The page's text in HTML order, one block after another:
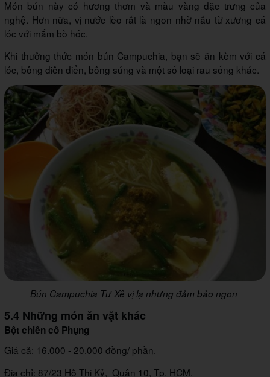
Món bún này có hương thơm và màu vàng đặc trưng của
nghệ. Hơn nữa, vị nước lèo rất là ngon nhờ nấu từ xương cá
lóc với mắm bò hóc.
Khi thưởng thức món bún Campuchia, bạn sẽ ăn kèm với cá
lóc, bông điên điển, bông súng và một số loại rau sống khác.
Bún Campuchia Tư Xê vị lạ nhưng đảm bảo ngon
5.4 Những món ăn vặt khác
Bột chiên cô Phụng
Giá cả: 16.000 - 20.000 đồng/ phần.
Địa chỉ: 87/23 Hồ Thị Kỷ, Quận 10, Tp. HCM.